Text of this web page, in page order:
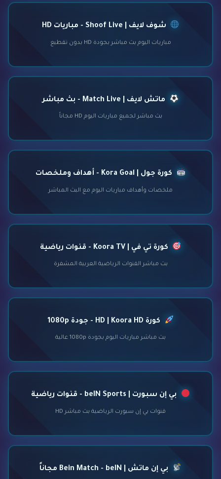
شوف لايف | Shoof Live - مباريات HD
مباريات اليوم بث مباشر بجودة HD بدون تقطيع
ماتش لايف | Match Live - بث مباشر
بث مباشر لجميع مباريات اليوم HD مجاناً
كورة جول | Kora Goal - أهداف وملخصات
ملخصات وأهداف مباريات اليوم مع البث المباشر
كورة تي في | Koora TV - قنوات رياضية
بث مباشر القنوات الرياضية العربية المشفرة
كورة HD | Koora HD - جودة 1080p
بث مباشر مباريات اليوم بجودة 1080p عالية
بي إن سبورت | beIN Sports - قنوات رياضية
قنوات بي إن سبورت الرياضية بث مباشر HD
بي إن ماتش | Bein Match - beIN مجاناً